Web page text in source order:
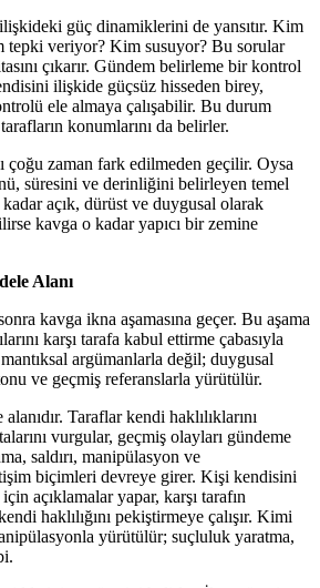
güç dinamiklerini de yansıtır. Kim
veriyor? Kim susuyor? Bu sorular
çıkarır. Gündem belirleme bir kontrol
ilişkide güçsüz hisseden birey,
ele almaya çalışabilir. Bu durum
konumlarını da belirler.
çoğu zaman fark edilmeden geçilir. Oysa
süresini ve derinliğini belirleyen temel
kadar açık, dürüst ve duygusal olarak
kavga o kadar yapıcı bir zemine
Alanı
kavga ikna aşamasına geçer. Bu aşama
karşı tarafa kabul ettirme çabasıyla
argümanlarla değil; duygusal
ve geçmiş referanslarla yürütülür.
Taraflar kendi haklılıklarını
vurgular, geçmiş olayları gündeme
saldırı, manipülasyon ve
biçimleri devreye girer. Kişi kendisini
açıklamalar yapar, karşı tarafın
haklılığını pekiştirmeye çalışır. Kimi
yürütülür; suçluluk yaratma,